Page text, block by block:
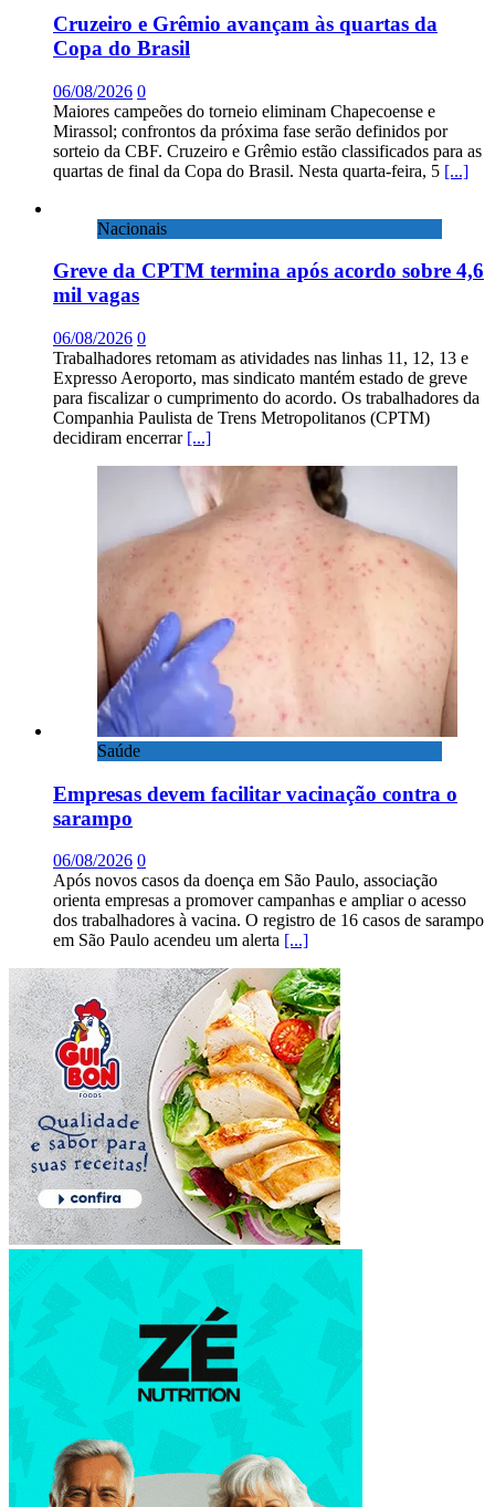
Cruzeiro e Grêmio avançam às quartas da
Copa do Brasil
06/08/2026 0
Maiores campeões do torneio eliminam Chapecoense e
Mirassol; confrontos da próxima fase serão definidos por
sorteio da CBF. Cruzeiro e Grêmio estão classificados para as
quartas de final da Copa do Brasil. Nesta quarta-feira, 5 [...]
Nacionais
Greve da CPTM termina após acordo sobre 4,6
mil vagas
06/08/2026 0
Trabalhadores retomam as atividades nas linhas 11, 12, 13 e
Expresso Aeroporto, mas sindicato mantém estado de greve
para fiscalizar o cumprimento do acordo. Os trabalhadores da
Companhia Paulista de Trens Metropolitanos (CPTM)
decidiram encerrar [...]
Saúde
Empresas devem facilitar vacinação contra o
sarampo
06/08/2026 0
Após novos casos da doença em São Paulo, associação
orienta empresas a promover campanhas e ampliar o acesso
dos trabalhadores à vacina. O registro de 16 casos de sarampo
em São Paulo acendeu um alerta [...]